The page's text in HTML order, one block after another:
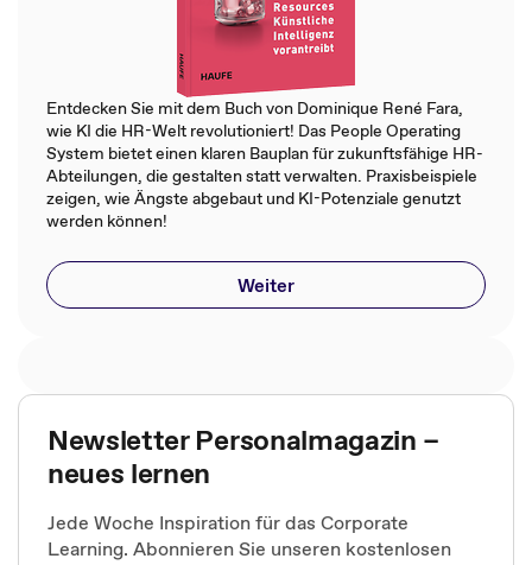
Entdecken Sie mit dem Buch von Dominique René Fara,
wie KI die HR-Welt revolutioniert! Das People Operating
System bietet einen klaren Bauplan für zukunftsfähige HR-
Abteilungen, die gestalten statt verwalten. Praxisbeispiele
zeigen, wie Ängste abgebaut und KI-Potenziale genutzt
werden können!
Weiter
Newsletter Personalmagazin –
neues lernen
Jede Woche Inspiration für das Corporate
Learning. Abonnieren Sie unseren kostenlosen